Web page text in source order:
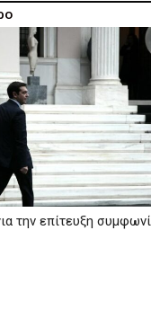
την επίτευξη